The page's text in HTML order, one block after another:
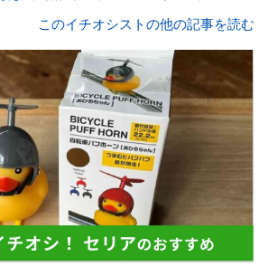
効率的に稼ぐ！』（翔泳社刊） ほか著書多
のごちゃまぜ日記」。
をするために、突然会社を辞める。翌月
家にいながら、しかも空いた時間でできる
。しかし、取引の仕方がわからずに、まず
後、出品者側にまわり、家の中の物を出品
ぼなくなってからは、仕入れを経験。ネッ
部に取り入れるべく、「ネットオークショ
インフラになる」という考えを持つ。また
は、ネットオークションやフリマアプリが
考え、業者とは違う視点でユーザーとして
このイチオシストの他の記事を読む